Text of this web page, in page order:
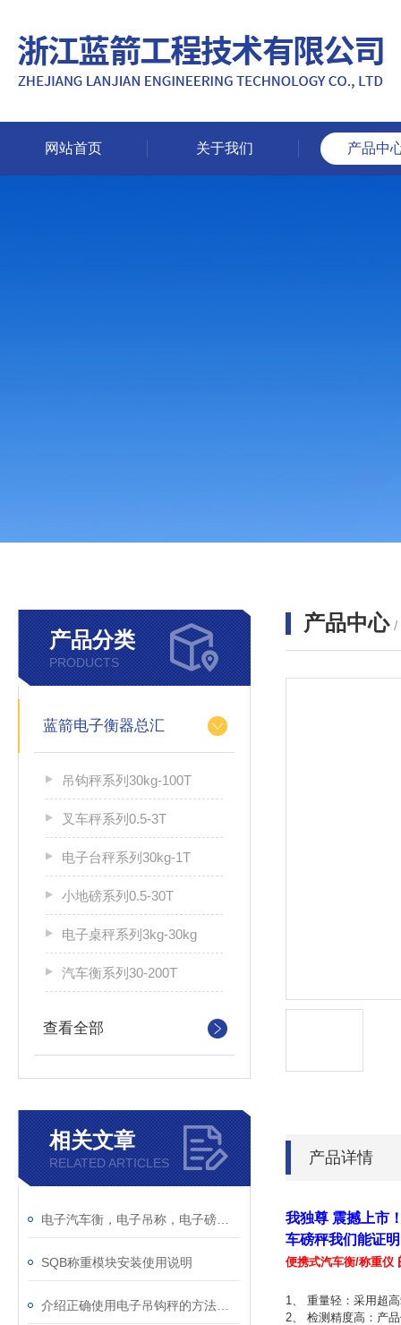
网站首页 关于我们 产品中
产品分类
PRODUCTS
蓝箭电子衡器总汇
吊钩秤系列30kg-100T
叉车秤系列0.5-3T
电子台秤系列30kg-1T
小地磅系列0.5-30T
电子桌秤系列3kg-30kg
汽车衡系列30-200T
查看全部
相关文章
RELATED ARTICLES
SQB称重模块安装使用说明
产品中心 /
产品详情
我独尊 震撼上市
车磅秤我们能证
便携式汽车衡/称重仪
1、 重量轻：采用超
2、 检测精度高：产